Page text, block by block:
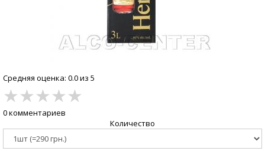
Средняя оценка: 0.0 из 5
★★★★★
0 комментариев
Количество